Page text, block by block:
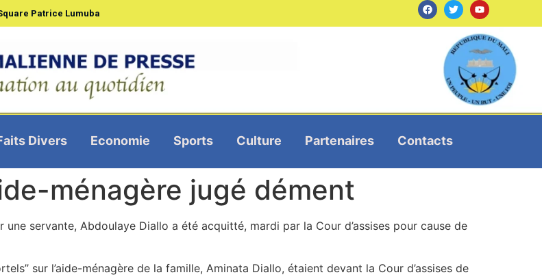
Patrice Lumuba
Divers Economie Sports Culture Partenaires Contacts
ménagère jugé dément
une servante, Abdoulaye Diallo a été acquitté, mardi par la Cour d’assises pour cause de
sur l’aide-ménagère de la famille, Aminata Diallo, étaient devant la Cour d’assises de